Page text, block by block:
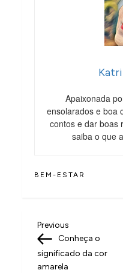
Apaixonada
ensolarados e boa
contos e dar boas
saiba o que
BEM-ESTAR
N
a
Previous
Post
Previous
Conheça o
significado da cor
amarela